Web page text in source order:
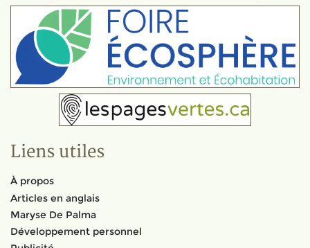
Liens utiles
À propos
Articles en anglais
Maryse De Palma
Développement personnel